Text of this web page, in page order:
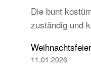
Die bunt
zuständig und
11.01.2026